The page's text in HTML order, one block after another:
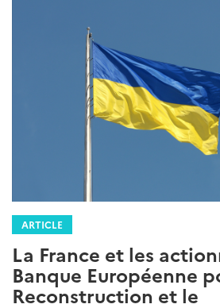
ARTICLE
La France et les
Banque Européenne
Reconstruction et le